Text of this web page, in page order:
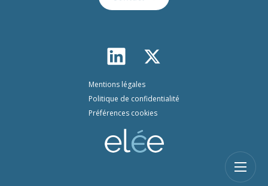
Mentions légales
Politique de confidentialité
Préférences cookies